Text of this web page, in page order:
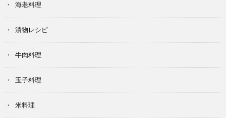
海老料理
漬物レシピ
牛肉料理
玉子料理
米料理